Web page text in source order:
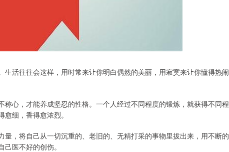
活往往会这样，用时常来让你明白偶然的美丽，用寂寞来让你懂得热闹
心，才能养成坚忍的性格。一个人经过不同程度的锻炼，就获得不同程
细，香得愈浓烈。
，将自己从一切沉重的、老旧的、无精打采的事物里拔出来，用不断的
医不好的创伤。